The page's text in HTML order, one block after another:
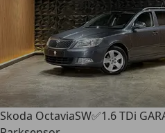
Skoda OctaviaSW✅1.6 TDi